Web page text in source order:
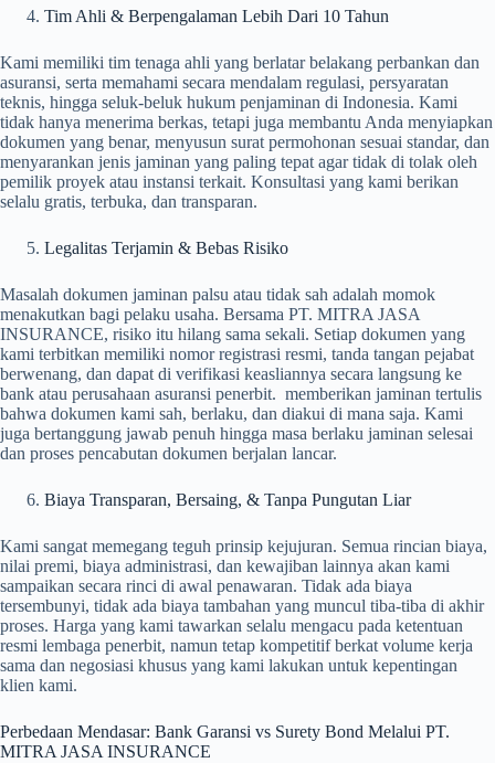
Tim Ahli & Berpengalaman Lebih Dari 10 Tahun
Kami memiliki tim tenaga ahli yang berlatar belakang perbankan dan
asuransi, serta memahami secara mendalam regulasi, persyaratan
teknis, hingga seluk-beluk hukum penjaminan di Indonesia. Kami
tidak hanya menerima berkas, tetapi juga membantu Anda menyiapkan
dokumen yang benar, menyusun surat permohonan sesuai standar, dan
menyarankan jenis jaminan yang paling tepat agar tidak di tolak oleh
pemilik proyek atau instansi terkait. Konsultasi yang kami berikan
selalu gratis, terbuka, dan transparan.
Legalitas Terjamin & Bebas Risiko
Masalah dokumen jaminan palsu atau tidak sah adalah momok
menakutkan bagi pelaku usaha. Bersama PT. MITRA JASA
INSURANCE, risiko itu hilang sama sekali. Setiap dokumen yang
kami terbitkan memiliki nomor registrasi resmi, tanda tangan pejabat
berwenang, dan dapat di verifikasi keasliannya secara langsung ke
bank atau perusahaan asuransi penerbit. memberikan jaminan tertulis
bahwa dokumen kami sah, berlaku, dan diakui di mana saja. Kami
juga bertanggung jawab penuh hingga masa berlaku jaminan selesai
dan proses pencabutan dokumen berjalan lancar.
Biaya Transparan, Bersaing, & Tanpa Pungutan Liar
Kami sangat memegang teguh prinsip kejujuran. Semua rincian biaya,
nilai premi, biaya administrasi, dan kewajiban lainnya akan kami
sampaikan secara rinci di awal penawaran. Tidak ada biaya
tersembunyi, tidak ada biaya tambahan yang muncul tiba-tiba di akhir
proses. Harga yang kami tawarkan selalu mengacu pada ketentuan
resmi lembaga penerbit, namun tetap kompetitif berkat volume kerja
sama dan negosiasi khusus yang kami lakukan untuk kepentingan
klien kami.
Perbedaan Mendasar: Bank Garansi vs Surety Bond Melalui PT.
MITRA JASA INSURANCE